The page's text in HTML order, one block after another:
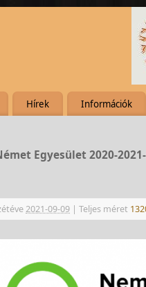
Hírek Információk
Egyesület 2020-
2021-09-09 | Teljes méret